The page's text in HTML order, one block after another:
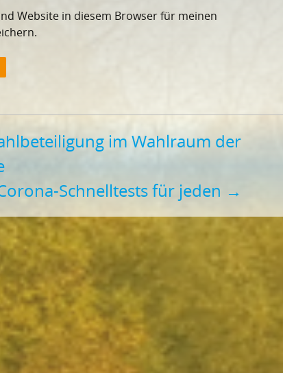
Website in diesem Browser für meinen
im Wahlraum der
Schnelltests für jeden →